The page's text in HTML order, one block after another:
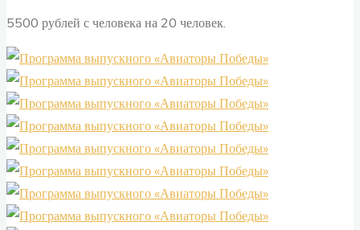
5500 рублей с человека на 20 человек.